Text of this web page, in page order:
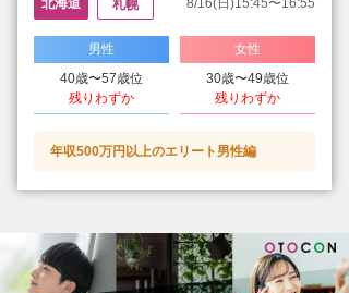
北海道 札幌 8/16(日)15:45〜16:55
男性
40歳〜57歳位
残りわずか
女性
30歳〜49歳位
残りわずか
年収500万円以上のエリート男性編